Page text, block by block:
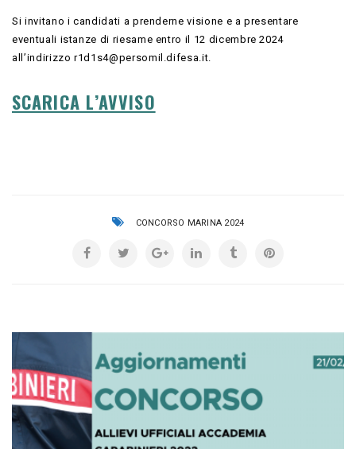
Si invitano i candidati a prenderne visione e a presentare
eventuali istanze di riesame entro il 12 dicembre 2024
all’indirizzo r1d1s4@persomil.difesa.it.
SCARICA L’AVVISO
CONCORSO MARINA 2024